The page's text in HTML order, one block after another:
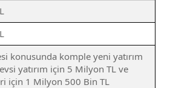
konusunda komple yeni yatırım
yatırım için 5 Milyon TL ve
için 1 Milyon 500 Bin TL